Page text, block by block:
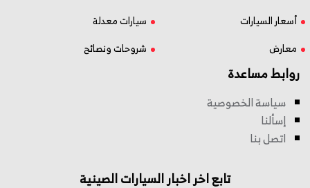
أسعار السيارات
سيارات معدلة
معارض
شروحات ونصائح
روابط مساعدة
سياسة الخصوصية
إسألنا
اتصل بنا
تابع اخر اخبار السيارات الصينية